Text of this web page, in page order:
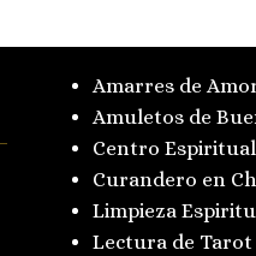
Amarres de
Amuletos de
Centro
Curandero en
Limpieza
Lectura de Tarot